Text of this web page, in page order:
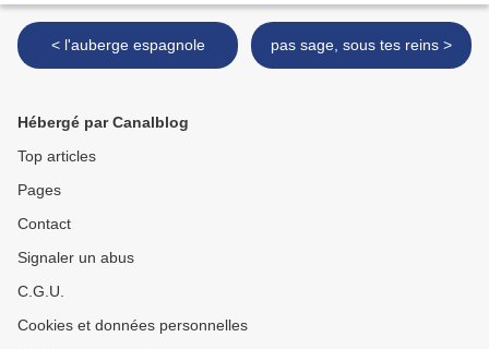
< l'auberge espagnole pas sage, sous tes reins >
Hébergé par Canalblog
Top articles
Pages
Contact
Signaler un abus
C.G.U.
Cookies et données personnelles